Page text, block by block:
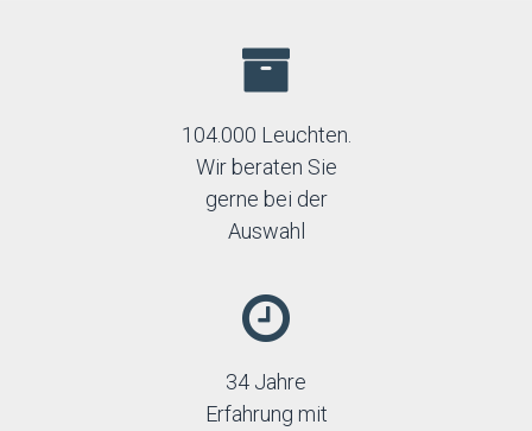
104.000 Leuchten.
Wir beraten Sie
gerne bei der
Auswahl
34 Jahre
Erfahrung mit